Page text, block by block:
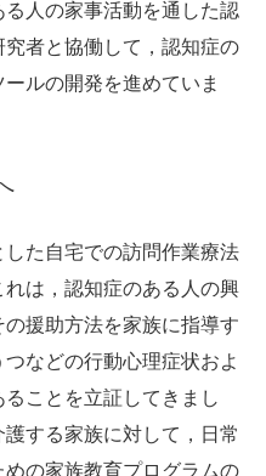
人の家事活動を通した認
者と協働して，認知症の
ルの開発を進めていま
た自宅での訪問作業療法
は，認知症のある人の興
援助方法を家族に指導す
などの行動心理症状およ
ことを立証してきまし
する家族に対して，日常
の家族教育プログラムの